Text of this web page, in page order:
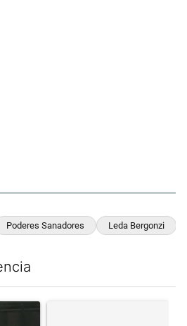
Poderes Sanadores Leda Bergonzi
con el título "García Cuerva